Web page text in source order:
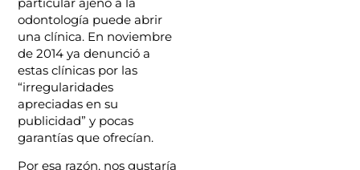
odontología puede abrir
una clínica. En noviembre
de 2014 ya denunció a
estas clínicas por las
“irregularidades
apreciadas en su
publicidad” y pocas
garantías que ofrecían.
Por esa razón, nos gustaría